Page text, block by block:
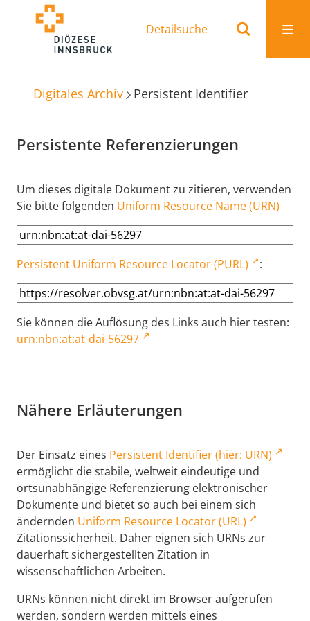
Detailsuche
Digitales Archiv Persistent Identifier
Persistente Referenzierungen
Um dieses digitale Dokument zu zitieren, verwenden
Sie bitte folgenden Uniform Resource Name (URN)
Persistent Uniform Resource Locator (PURL) :
Sie können die Auflösung des Links auch hier testen:
urn:nbn:at:at-dai-56297
Nähere Erläuterungen
Der Einsatz eines Persistent Identifier (hier: URN)
ermöglicht die stabile, weltweit eindeutige und
ortsunabhängige Referenzierung elektronischer
Dokumente und bietet so auch bei einem sich
ändernden Uniform Resource Locator (URL)
Zitationssicherheit. Daher eignen sich URNs zur
dauerhaft sichergestellten Zitation in
wissenschaftlichen Arbeiten.
URNs können nicht direkt im Browser aufgerufen
werden, sondern werden mittels eines